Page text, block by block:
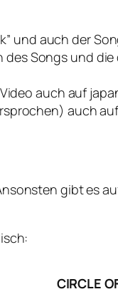
und auch der
Songs und
Video auch auf
auch
gibt es
CIRCLE